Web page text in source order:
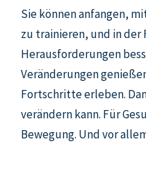
Sie können anfangen,
zu trainieren, und in
Herausforderungen
Veränderungen
Fortschritte erleben.
verändern kann. Für
Bewegung. Und vor